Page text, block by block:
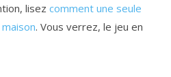
lisez comment une seule
. Vous verrez, le jeu en